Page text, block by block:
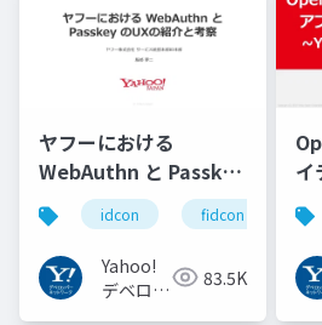
ヤフーにおける
WebAuthn と Passkey
の UX の紹介と考察
#idcon #fidcon
idcon fidcon
Yahoo!
デベロッ
83.5K
イ
巻